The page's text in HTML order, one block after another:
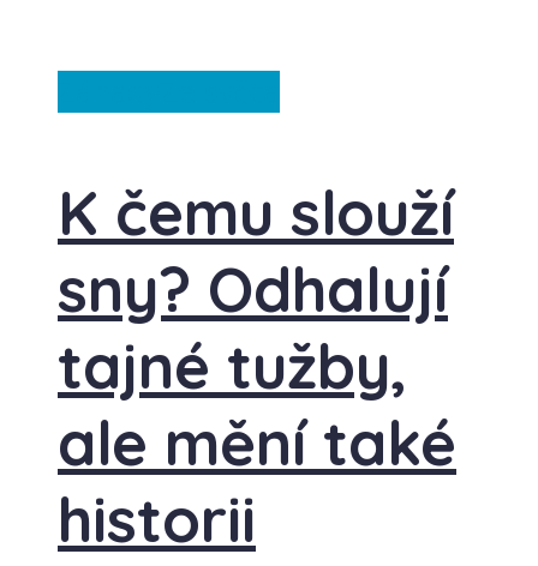
K čemu slouží
sny? Odhalují
tajné tužby,
ale mění také
historii